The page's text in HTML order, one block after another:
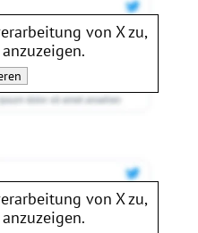
von Xzu,
von Xzu,